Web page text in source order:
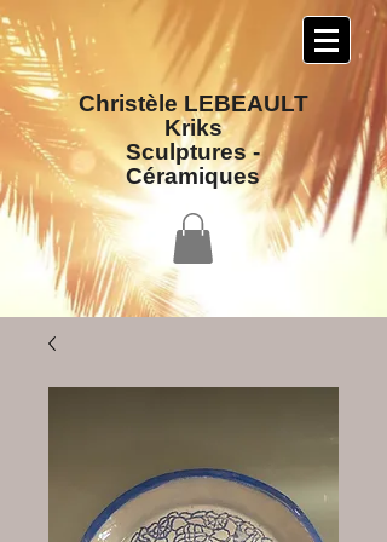
Christèle LEBEAULT
Kriks
Sculptures​ -
Céramiques